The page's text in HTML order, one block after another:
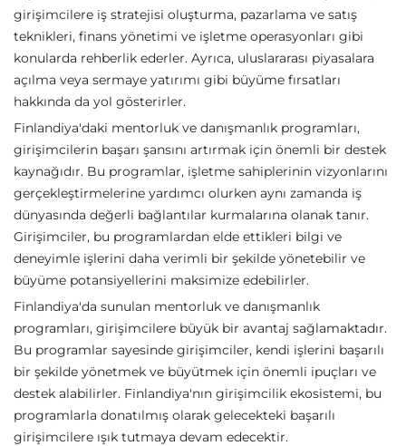
girişimcilere iş stratejisi oluşturma, pazarlama ve satış
teknikleri, finans yönetimi ve işletme operasyonları gibi
konularda rehberlik ederler. Ayrıca, uluslararası piyasalara
açılma veya sermaye yatırımı gibi büyüme fırsatları
hakkında da yol gösterirler.
Finlandiya'daki mentorluk ve danışmanlık programları,
girişimcilerin başarı şansını artırmak için önemli bir destek
kaynağıdır. Bu programlar, işletme sahiplerinin vizyonlarını
gerçekleştirmelerine yardımcı olurken aynı zamanda iş
dünyasında değerli bağlantılar kurmalarına olanak tanır.
Girişimciler, bu programlardan elde ettikleri bilgi ve
deneyimle işlerini daha verimli bir şekilde yönetebilir ve
büyüme potansiyellerini maksimize edebilirler.
Finlandiya'da sunulan mentorluk ve danışmanlık
programları, girişimcilere büyük bir avantaj sağlamaktadır.
Bu programlar sayesinde girişimciler, kendi işlerini başarılı
bir şekilde yönetmek ve büyütmek için önemli ipuçları ve
destek alabilirler. Finlandiya'nın girişimcilik ekosistemi, bu
programlarla donatılmış olarak gelecekteki başarılı
girişimcilere ışık tutmaya devam edecektir.